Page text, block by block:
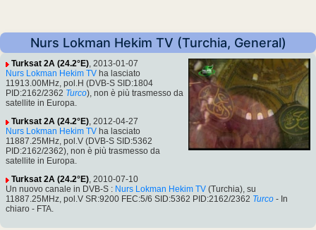
Nurs Lokman Hekim TV (Turchia, General)
Turksat 2A (24.2°E), 2013-01-07
Nurs Lokman Hekim TV ha lasciato
11913.00MHz, pol.H (DVB-S SID:1804
PID:2162/2362 Turco), non è più trasmesso da
satellite in Europa.
Turksat 2A (24.2°E), 2012-04-27
Nurs Lokman Hekim TV ha lasciato
11887.25MHz, pol.V (DVB-S SID:5362
PID:2162/2362), non è più trasmesso da
satellite in Europa.
Turksat 2A (24.2°E), 2010-07-10
Un nuovo canale in DVB-S : Nurs Lokman Hekim TV (Turchia), su
11887.25MHz, pol.V SR:9200 FEC:5/6 SID:5362 PID:2162/2362 Turco - In
chiaro - FTA.